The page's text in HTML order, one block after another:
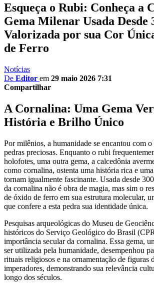
Esqueça o Rubi: Conheça a
Gema Milenar Usada Desde
Valorizada por sua Cor
de Ferro
Notícias
De Editor em 29 maio 2026 7:31
Compartilhar
A Cornalina: Uma Gema
História e Brilho Único
Por milênios, a humanidade se encantou com
pedras preciosas. Enquanto o rubi
holofotes, uma outra gema, a calcedônia
como cornalina, ostenta uma história rica e
tornam igualmente fascinante. Usada desde
da cornalina não é obra de magia, mas sim o
de óxido de ferro em sua estrutura molecular,
que confere a esta pedra sua identidade única.
Pesquisas arqueológicas do Museu de
históricos do Serviço Geológico do Brasil
importância secular da cornalina. Essa gema,
ser utilizada pela humanidade, desempenhou
rituais religiosos e na ornamentação de figuras
imperadores, demonstrando sua relevância
longo dos séculos.